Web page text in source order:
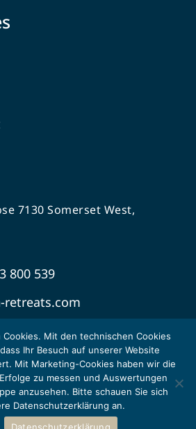
7130 Somerset West,
800 539
retreats.com
© All Rights Reserved
Mit den technischen Cookies
Ihr Besuch auf unserer Website
Mit Marketing-Cookies haben wir die
zu messen und Auswertungen
anzusehen. Bitte schauen Sie sich
Datenschutzerklärung an.
Datenschutzerklärung